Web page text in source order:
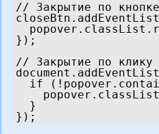
// Закрытие по
});
// Закрытие по клику
if
  }
});